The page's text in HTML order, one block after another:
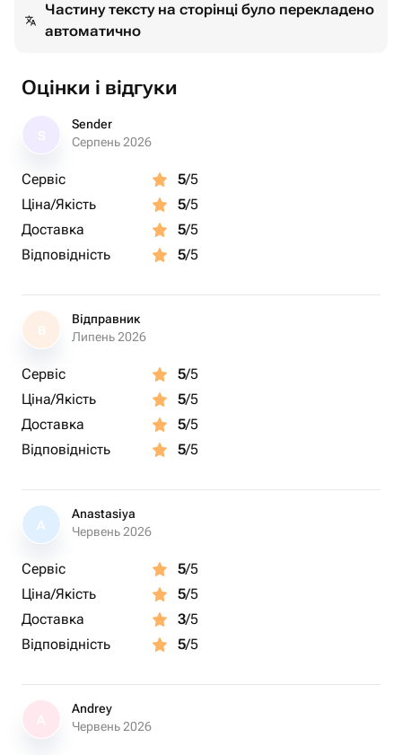
взлетят☺️ В комплекте грузик.
Частину тексту на сторінці було перекладено
автоматично
Оцінки і відгуки
Sender
Серпень 2026
Сервіс 5/5
Ціна/Якість
5/5
Доставка
5/5
Відповідність
5/5
В
Відправник
Липень 2026
Сервіс 5/5
Ціна/Якість
5/5
Доставка
5/5
Відповідність
5/5
A
Anastasiya
Червень 2026
Сервіс 5/5
Ціна/Якість
5/5
Доставка
3/5
Відповідність
5/5
Andrey
Червень 2026